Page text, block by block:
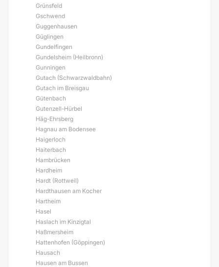
Grünsfeld
Gschwend
Guggenhausen
Güglingen
Gundelfingen
Gundelsheim (Heilbronn)
Gunningen
Gutach (Schwarzwaldbahn)
Gutach im Breisgau
Gütenbach
Gutenzell-Hürbel
Häg-Ehrsberg
Hagnau am Bodensee
Haigerloch
Haiterbach
Hambrücken
Hardheim
Hardt (Rottweil)
Hardthausen am Kocher
Hartheim
Hasel
Haslach im Kinzigtal
Haßmersheim
Hattenhofen (Göppingen)
Hausach
Hausen am Bussen